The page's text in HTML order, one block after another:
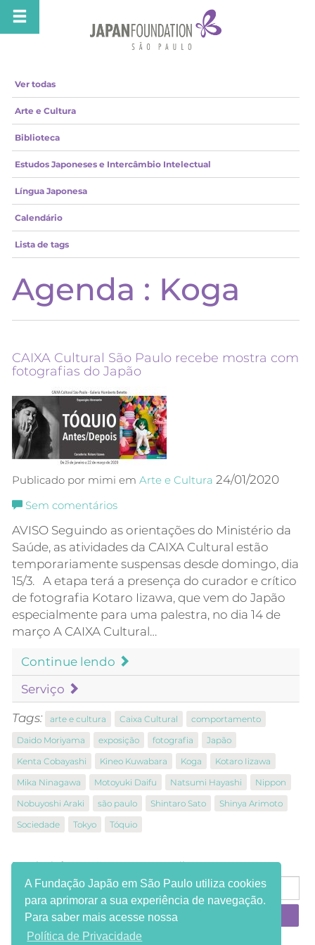
Ver todas
Arte e Cultura
Biblioteca
Estudos Japoneses e Intercâmbio Intelectual
Língua Japonesa
Calendário
Lista de tags
Agenda : Koga
CAIXA Cultural São Paulo recebe mostra com
fotografias do Japão
Publicado por mimi em Arte e Cultura 24/01/2020
Sem comentários
AVISO Seguindo as orientações do Ministério da
Saúde, as atividades da CAIXA Cultural estão
temporariamente suspensas desde domingo, dia
15/3. A etapa terá a presença do curador e crítico
de fotografia Kotaro Iizawa, que vem do Japão
especialmente para uma palestra, no dia 14 de
março A CAIXA Cultural…
Continue lendo
Serviço
Tags: arte e cultura Caixa Cultural
comportamento
Daido Moriyama
exposição fotografia
Japão
Kenta Cobayashi
Kineo Kuwabara Koga
Kotaro Iizawa
Mika Ninagawa
Motoyuki Daifu Natsumi Hayashi
Nippon
Nobuyoshi Araki
são paulo Shintaro Sato
Shinya Arimoto
Sociedade
Tokyo Tóquio
Receba informações em seu e-mail:
A Fundação Japão em São Paulo utiliza cookies
para aprimorar a sua experiência de navegação.
Para saber mais acesse nossa
Política de Privacidade